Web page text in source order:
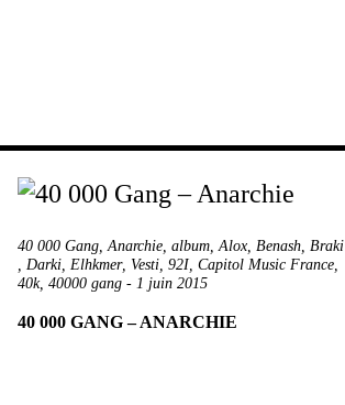
40 000 Gang,Anarchie, album,Alox, Benash, Braki
, Darki, Elhkmer, Vesti, 92I, Capitol Music France,
40k, 40000 gang - 1 juin 2015
40 000 GANG – ANARCHIE